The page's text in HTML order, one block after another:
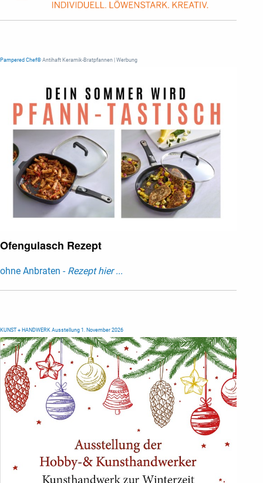
Pampered Chef® Antihaft Keramik-Bratpfannen | Werbung
Ofengulasch Rezept
ohne Anbraten - Rezept hier ...
KUNST + HANDWERK Ausstellung 1. November 2026